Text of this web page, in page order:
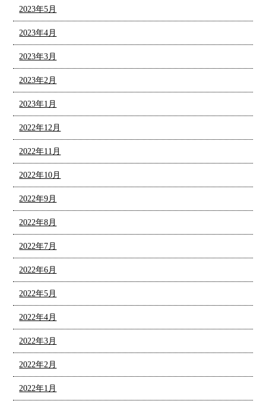
2023年5月
2023年4月
2023年3月
2023年2月
2023年1月
2022年12月
2022年11月
2022年10月
2022年9月
2022年8月
2022年7月
2022年6月
2022年5月
2022年4月
2022年3月
2022年2月
2022年1月